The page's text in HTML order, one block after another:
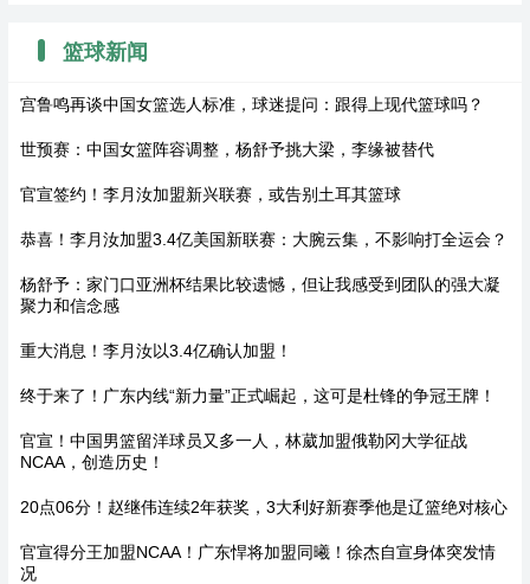
篮球新闻
宫鲁鸣再谈中国女篮选人标准，球迷提问：跟得上现代篮球吗？
世预赛：中国女篮阵容调整，杨舒予挑大梁，李缘被替代
官宣签约！李月汝加盟新兴联赛，或告别土耳其篮球
恭喜！李月汝加盟3.4亿美国新联赛：大腕云集，不影响打全运会？
杨舒予：家门口亚洲杯结果比较遗憾，但让我感受到团队的强大凝
聚力和信念感
重大消息！李月汝以3.4亿确认加盟！
终于来了！广东内线“新力量”正式崛起，这可是杜锋的争冠王牌！
官宣！中国男篮留洋球员又多一人，林葳加盟俄勒冈大学征战
NCAA，创造历史！
20点06分！赵继伟连续2年获奖，3大利好新赛季他是辽篮绝对核心
官宣得分王加盟NCAA！广东悍将加盟同曦！徐杰自宣身体突发情
况